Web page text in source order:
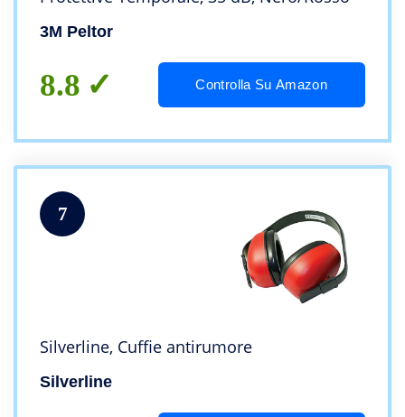
3M Peltor
8.8 Controlla Su Amazon
7
Silverline, Cuffie antirumore
Silverline